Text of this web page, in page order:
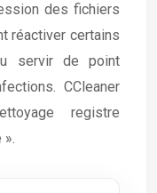
des fichiers
réactiver certains
servir de point
CCleaner
registre
».